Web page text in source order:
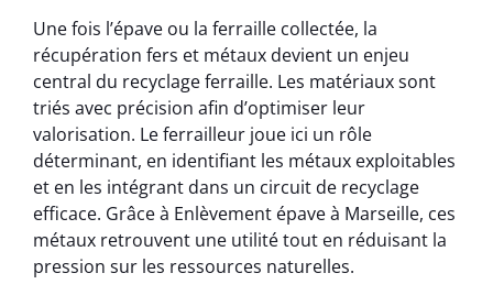
Une fois l’épave ou la ferraille collectée, la
récupération fers et métaux devient un enjeu
central du recyclage ferraille. Les matériaux sont
triés avec précision afin d’optimiser leur
valorisation. Le ferrailleur joue ici un rôle
déterminant, en identifiant les métaux exploitables
et en les intégrant dans un circuit de recyclage
efficace. Grâce à Enlèvement épave à Marseille, ces
métaux retrouvent une utilité tout en réduisant la
pression sur les ressources naturelles.